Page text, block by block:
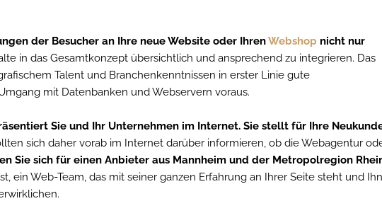
der Besucher an Ihre neue Website oder IhrenWebshop nicht nur
in das Gesamtkonzept übersichtlich und ansprechend zu integrieren. Das
Talent und Branchenkenntnissen in erster Linie gute
mit Datenbanken und Webservern voraus.
Sie und Ihr Unternehmen im Internet. Sie stellt für Ihre
sich daher vorab im Internet darüber informieren, ob die Webagentur
Sie sich für einen Anbieter aus Mannheim und der Metropolregion
ein Web-Team, das mit seiner ganzen Erfahrung an Ihrer Seite steht und